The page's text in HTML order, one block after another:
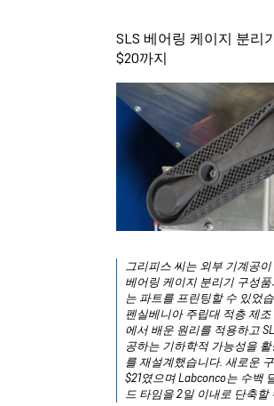
SLS 베어링 케이지 분리
$20까지
그리피스 씨는 외부 기계공
베어링 케이지 분리기 구성
는 파트를 프린팅할 수 있었
펜실베니아 주립대 적층 제
에서 배운 원리를 적용하고
공하는 기하학적 가능성을
를 재설계했습니다. 새로운
$21였으며 Labconco는 수백
드 타임을 2일 이내로 단축할